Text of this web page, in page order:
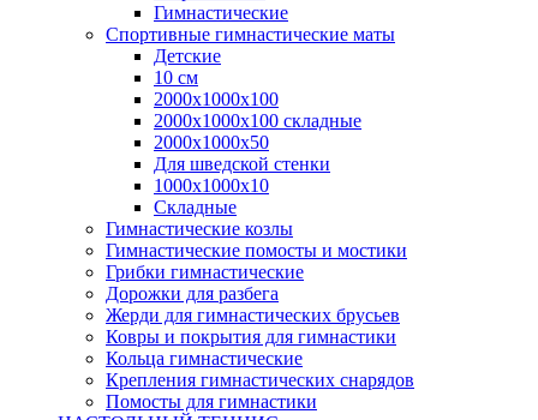
Гимнастические
Спортивные гимнастические маты
Детские
10 см
2000х1000х100
2000х1000х100 складные
2000х1000х50
Для шведской стенки
1000х1000х10
Складные
Гимнастические козлы
Гимнастические помосты и мостики
Грибки гимнастические
Дорожки для разбега
Жерди для гимнастических брусьев
Ковры и покрытия для гимнастики
Кольца гимнастические
Крепления гимнастических снарядов
Помосты для гимнастики